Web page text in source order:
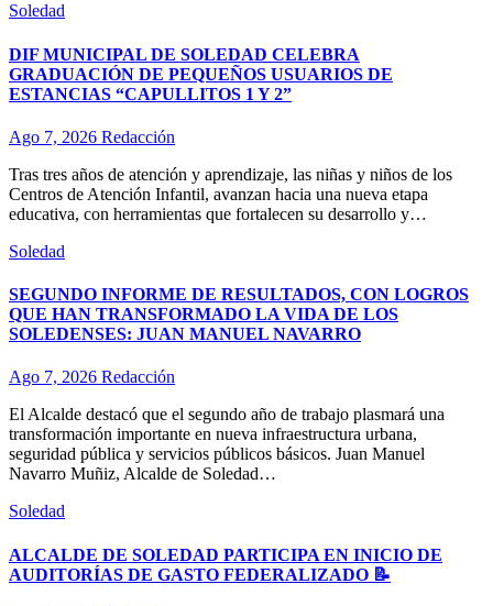
Soledad
DIF MUNICIPAL DE SOLEDAD CELEBRA
GRADUACIÓN DE PEQUEÑOS USUARIOS DE
ESTANCIAS “CAPULLITOS 1 Y 2”
Ago 7, 2026 Redacción
Tras tres años de atención y aprendizaje, las niñas y niños de los
Centros de Atención Infantil, avanzan hacia una nueva etapa
educativa, con herramientas que fortalecen su desarrollo y…
Soledad
SEGUNDO INFORME DE RESULTADOS, CON LOGROS
QUE HAN TRANSFORMADO LA VIDA DE LOS
SOLEDENSES: JUAN MANUEL NAVARRO
Ago 7, 2026 Redacción
El Alcalde destacó que el segundo año de trabajo plasmará una
transformación importante en nueva infraestructura urbana,
seguridad pública y servicios públicos básicos. Juan Manuel
Navarro Muñiz, Alcalde de Soledad…
Soledad
ALCALDE DE SOLEDAD PARTICIPA EN INICIO DE
AUDITORÍAS DE GASTO FEDERALIZADO 📝